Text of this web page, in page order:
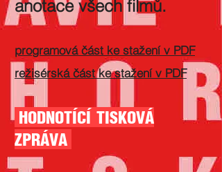
anotace všech filmů.
programová část ke stažení v PDF
režisérská část ke stažení v PDF
HODNOTÍCÍ TISKOVÁ
ZPRÁVA